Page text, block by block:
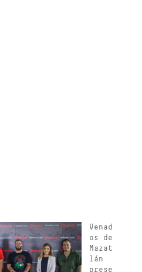
Venad
os de
Mazat
lán
prese